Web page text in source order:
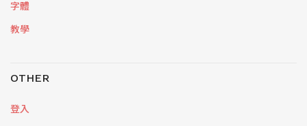
字體
教學
OTHER
登入